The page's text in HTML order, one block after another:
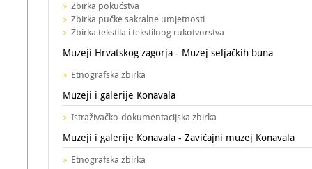
Zbirka pokućstva
Zbirka pučke sakralne umjetnosti
Zbirka tekstila i tekstilnog rukotvorstva
Muzeji Hrvatskog zagorja - Muzej seljačkih buna
Etnografska zbirka
Muzeji i galerije Konavala
Istraživačko-dokumentacijska zbirka
Muzeji i galerije Konavala - Zavičajni muzej Konavala
Etnografska zbirka